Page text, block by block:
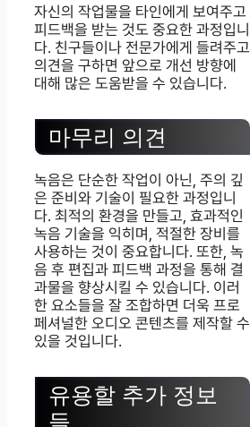
자신의 작업물을 타인에게 보여주고
피드백을 받는 것도 중요한 과정입니
다. 친구들이나 전문가에게 들려주고
의견을 구하면 앞으로 개선 방향에
대해 많은 도움받을 수 있습니다.
마무리 의견
녹음은 단순한 작업이 아닌, 주의 깊
은 준비와 기술이 필요한 과정입니
다. 최적의 환경을 만들고, 효과적인
녹음 기술을 익히며, 적절한 장비를
사용하는 것이 중요합니다. 또한, 녹
음 후 편집과 피드백 과정을 통해 결
과물을 향상시킬 수 있습니다. 이러
한 요소들을 잘 조합하면 더욱 프로
페셔널한 오디오 콘텐츠를 제작할 수
있을 것입니다.
유용할 추가 정보
들